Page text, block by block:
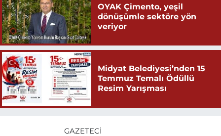
OYAK Çimento, yeşil
dönüşümle sektöre yön
veriyor
Midyat Belediyesi’nden 15
Temmuz Temalı Ödüllü
Resim Yarışması
GAZETECI